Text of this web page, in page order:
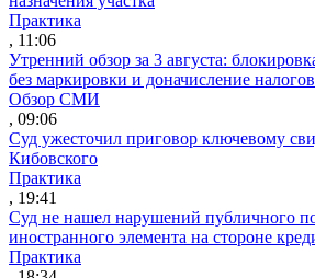
Практика
, 11:06
Утренний обзор за 3 августа:
без маркировки и доначисление
Обзор СМИ
, 09:06
Суд ужесточил приговор ключевому
Кибовского
Практика
, 19:41
Суд не нашел нарушений публичного
иностранного элемента на стороне
Практика